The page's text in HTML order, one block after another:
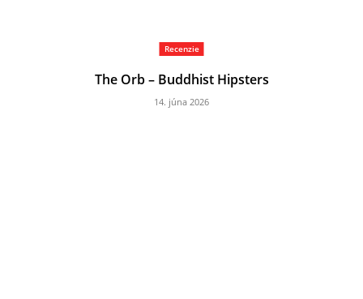
Recenzie
The Orb – Buddhist Hipsters
14. júna 2026